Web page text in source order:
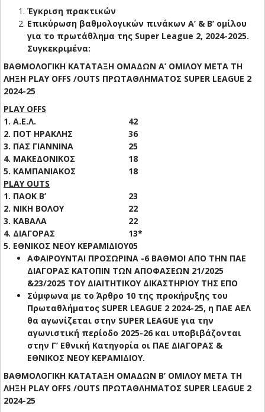
Έγκριση πρακτικών
Επικύρωση βαθμολογικών πινάκων Α’ & Β’ ομίλου
για το πρωτάθλημα της Super League 2, 2024-2025.
Συγκεκριμένα:
ΒΑΘΜΟΛΟΓΙΚΗ ΚΑΤΑΤΑΞΗ ΟΜΑΔΩΝ Α’ ΟΜΙΛΟΥ ΜΕΤΑ ΤΗ
ΛΗΞΗ PLAY OFFS /OUTS ΠΡΩΤΑΘΛΗΜΑΤΟΣ SUPER LEAGUE 2
2024-25
PLAY OFFS
1. Α.Ε.Λ.
42
2. ΠΟΤ ΗΡΑΚΛΗΣ
36
3. ΠΑΣ ΓΙΑΝΝΙΝΑ
25
4. ΜΑΚΕΔΟΝΙΚΟΣ
18
5. ΚΑΜΠΑΝΙΑΚΟΣ
18
PLAY OUTS
1. ΠΑΟΚ Β’
23
2. NIKH BOΛΟΥ
22
3. ΚΑΒΑΛΑ
22
4. ΔΙΑΓΟΡΑΣ
13*
5. ΕΘΝΙΚΟΣ ΝΕΟΥ ΚΕΡΑΜΙΔΙΟΥ05
ΑΦΑΙΡΟΥΝΤΑΙ ΠΡΟΣΩΡΙΝΑ -6 ΒΑΘΜΟΙ ΑΠΟ ΤΗΝ ΠΑΕ
ΔΙΑΓΟΡΑΣ ΚΑΤΟΠΙΝ ΤΩΝ ΑΠΟΦΑΣΕΩΝ 21/2025
&23/2025 ΤΟΥ ΔΙΑΙΤΗΤΙΚΟΥ ΔΙΚΑΣΤΗΡΙΟΥ ΤΗΣ ΕΠΟ
Σύμφωνα με το Άρθρο 10 της προκήρυξης του
Πρωταθλήματος SUPER LEAGUE 2 2024-25, η ΠΑΕ ΑΕΛ
θα αγωνίζεται στην SUPER LEAGUE για την
αγωνιστική περίοδο 2025-26 και υποβιβάζονται
στην Γ’ Εθνική Κατηγορία οι ΠΑΕ ΔΙΑΓΟΡΑΣ &
ΕΘΝΙΚΟΣ ΝΕΟΥ ΚΕΡΑΜΙΔΙΟΥ.
ΒΑΘΜΟΛΟΓΙΚΗ ΚΑΤΑΤΑΞΗ ΟΜΑΔΩΝ Β’ ΟΜΙΛΟΥ ΜΕΤΑ ΤΗ
ΛΗΞΗ PLAY OFFS /OUTS ΠΡΩΤΑΘΛΗΜΑΤΟΣ SUPER LEAGUE 2
2024-25